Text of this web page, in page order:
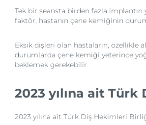
Tek bir seansta birden fazla
faktör, hastanın çene kemiğinin
Eksik dişleri olan hastaların, özellikle
durumlarda çene kemiği yeterince
beklemek gerekebilir.
2023 yılına ait
2023 yılına ait Türk Diş Hekimleri